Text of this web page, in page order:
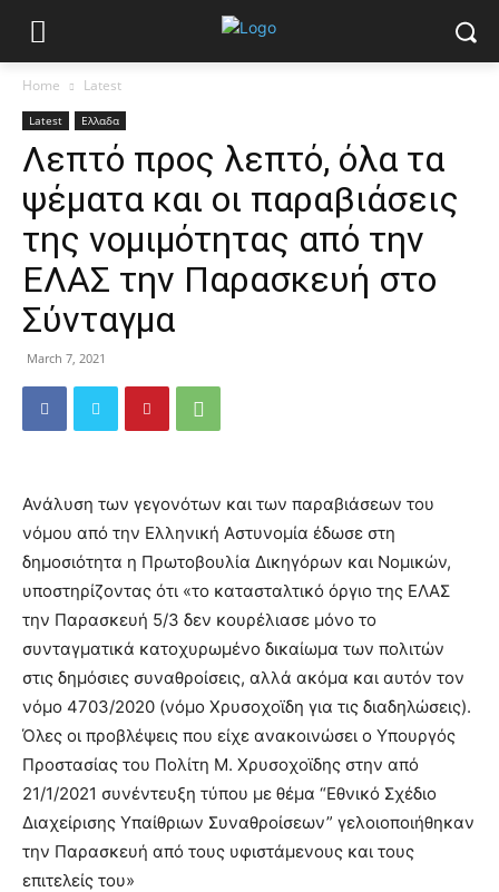
Home Latest
Latest Ελλαδα
Λεπτό προς λεπτό, όλα τα
ψέματα και οι παραβιάσεις
της νομιμότητας από την
ΕΛΑΣ την Παρασκευή στο
Σύνταγμα
March 7, 2021
Ανάλυση των γεγονότων και των παραβιάσεων του
νόμου από την Ελληνική Αστυνομία έδωσε στη
δημοσιότητα η Πρωτοβουλία Δικηγόρων και Νομικών,
υποστηρίζοντας ότι «το κατασταλτικό όργιο της ΕΛΑΣ
την Παρασκευή 5/3 δεν κουρέλιασε μόνο το
συνταγματικά κατοχυρωμένο δικαίωμα των πολιτών
στις δημόσιες συναθροίσεις, αλλά ακόμα και αυτόν τον
νόμο 4703/2020 (νόμο Χρυσοχοϊδη για τις διαδηλώσεις).
Όλες οι προβλέψεις που είχε ανακοινώσει ο Υπουργός
Προστασίας του Πολίτη Μ. Χρυσοχοϊδης στην από
21/1/2021 συνέντευξη τύπου με θέμα “Εθνικό Σχέδιο
Διαχείρισης Υπαίθριων Συναθροίσεων” γελοιοποιήθηκαν
την Παρασκευή από τους υφιστάμενους και τους
επιτελείς του»